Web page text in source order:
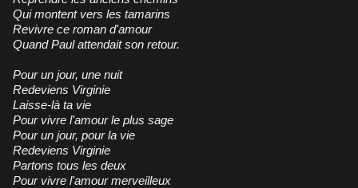
Qui montent vers les tamarins
Revivre ce roman d'amour
Quand Paul attendait son retour.
Pour un jour, une nuit
Redeviens Virginie
Laisse-là ta vie
Pour vivre l'amour le plus sage
Pour un jour, pour la vie
Redeviens Virginie
Partons tous les deux
Pour vivre l'amour merveilleux